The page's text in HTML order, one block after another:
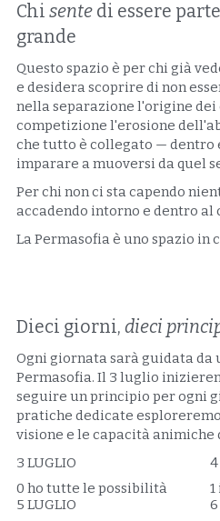
Chi sente di essere
grande
Questo spazio è per chi già
e desidera scoprire di non
nella separazione l'origine
competizione l'erosione
che tutto è collegato — dentro
imparare a muoversi da quel
Per chi non ci sta capendo
accadendo intorno e dentro al
La Permasofia è uno spazio in
Dieci giorni, dieci
Ogni giornata sarà guidata da
Permasofia. Il 3 luglio
seguire un principio per ogni
pratiche dedicate
visione e le capacità animiche
3 LUGLIO
0 ho tutte le possibilità
5 LUGLIO